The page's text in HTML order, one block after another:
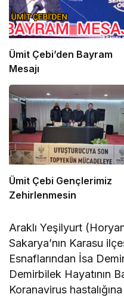
Ümit Çebi’den Bayram
Mesajı
Ümit Çebi Gençlerimiz
Zehirlenmesin
Araklı Yeşilyurt
Sakarya’nın Karasu
Esnaflarından İsa
Demirbilek Hayatının
Koranavirus